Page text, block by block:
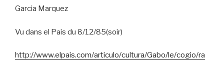
Garcia Marquez
Vu dans el Pais du 8/12/85(soir)
http://www.elpais.com/articulo/cultura/Gabo/le/cogio/ra